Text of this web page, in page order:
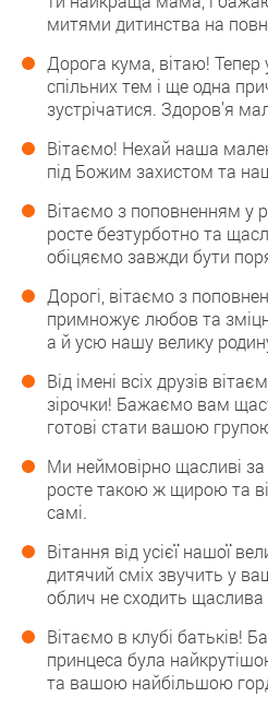
митями дитинства на
Дорога кума, вітаю!
спільних тем і ще одна
зустрічатися. Здоров’я
Вітаємо! Нехай наша
під Божим захистом та
Вітаємо з поповненням у
росте безтурботно та
обіцяємо завжди бути
Дорогі, вітаємо з
примножує любов та
а й усю нашу велику
Від імені всіх друзів
зірочки! Бажаємо вам
готові стати вашою
Ми неймовірно щасливі
росте такою ж щирою та
самі.
Вітання від усієї нашої
дитячий сміх звучить у
облич не сходить
Вітаємо в клубі батьків!
принцеса була
та вашою найбільшою